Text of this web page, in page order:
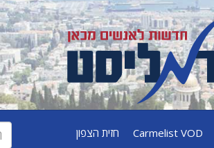
Carmelist VOD חזית הצפון